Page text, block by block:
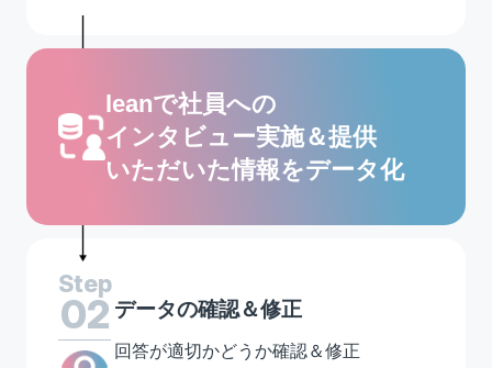
leanで社員への
インタビュー実施＆提供
いただいた情報をデータ化
Step
02 データの確認＆修正
回答が適切かどうか確認＆修正